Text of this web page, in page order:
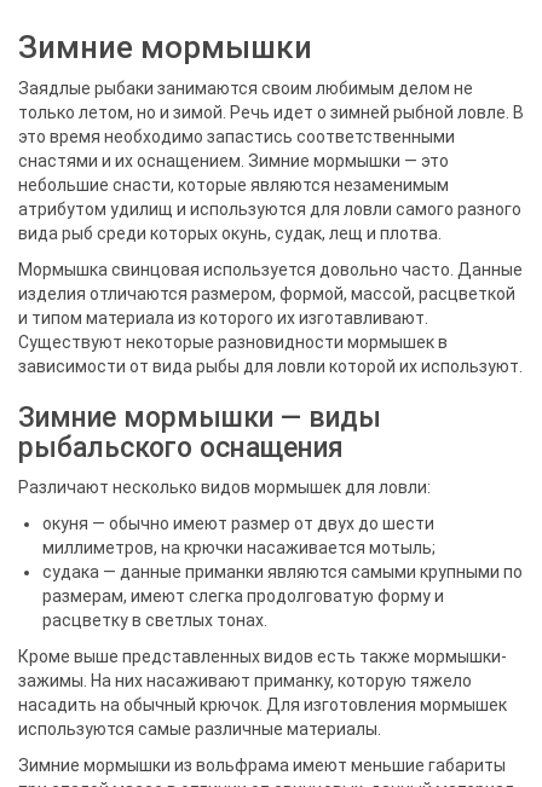
Зимние мормышки
Заядлые рыбаки занимаются своим любимым делом не
только летом, но и зимой. Речь идет о зимней рыбной ловле. В
это время необходимо запастись соответственными
снастями и их оснащением. Зимние мормышки — это
небольшие снасти, которые являются незаменимым
атрибутом удилищ и используются для ловли самого разного
вида рыб среди которых окунь, судак, лещ и плотва.
Мормышка свинцовая используется довольно часто. Данные
изделия отличаются размером, формой, массой, расцветкой
и типом материала из которого их изготавливают.
Существуют некоторые разновидности мормышек в
зависимости от вида рыбы для ловли которой их используют.
Зимние мормышки — виды
рыбальского оснащения
Различают несколько видов мормышек для ловли:
окуня — обычно имеют размер от двух до шести
миллиметров, на крючки насаживается мотыль;
судака — данные приманки являются самыми крупными по
размерам, имеют слегка продолговатую форму и
расцветку в светлых тонах.
Кроме выше представленных видов есть также мормышки-
зажимы. На них насаживают приманку, которую тяжело
насадить на обычный крючок. Для изготовления мормышек
используются самые различные материалы.
Зимние мормышки из вольфрама имеют меньшие габариты